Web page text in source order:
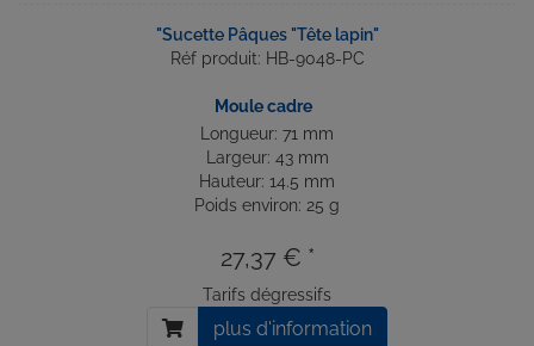
"Sucette Pâques "Tête lapin"
Réf produit: HB-9048-PC
Moule cadre
Longueur: 71 mm
Largeur: 43 mm
Hauteur: 14.5 mm
Poids environ: 25 g
27,37 € *
Tarifs dégressifs
plus d'information